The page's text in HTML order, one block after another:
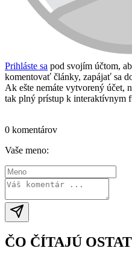
Prihláste sa pod svojím účtom,
komentovať články, zapájať sa
Ak ešte nemáte vytvorený účet,
tak plný prístup k interaktívnym
0 komentárov
Vaše meno:
ČO ČÍTAJÚ